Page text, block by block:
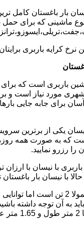
بار باغستان کامل
ماشینی که برای حمل
نرخ کرایه باربری
باربری است که برای
مورد نیاز است و
برای جابه جایی
یکی از برترین
که به صورت همه
را رزرو نمایید.
با نیسان با ارزان
با نیسان بار
ظرفیت نیسان ها معمولا 2 تن است
به آن توجه داشته